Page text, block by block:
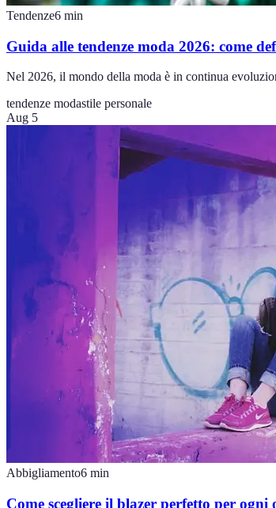
Tendenze6 min
Guida alle tendenze moda 2026: come
Nel 2026, il mondo della moda è in continua
tendenze modastile personale
Aug 5
Abbigliamento6 min
Come scegliere il blazer perfetto per ogni